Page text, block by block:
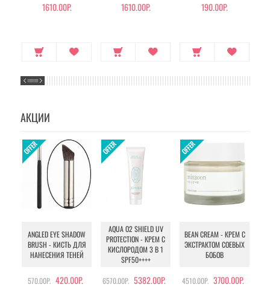
1610.00Р. 1610.00Р. 190.00Р.
АКЦИИ
ANGLED EYE SHADOW
BRUSH - КИСТЬ ДЛЯ
НАНЕСЕНИЯ ТЕНЕЙ
570.00Р. 420.00Р.
AQUA O2 SHIELD UV
PROTECTION - КРЕМ С
КИСЛОРОДОМ 3 В 1
SPF50++++
6570.00Р. 5382.00Р.
BEAN CREAM - КРЕМ С
ЭКСТРАКТОМ СОЕВЫХ
БОБОВ
4510.00Р. 3700.00Р.